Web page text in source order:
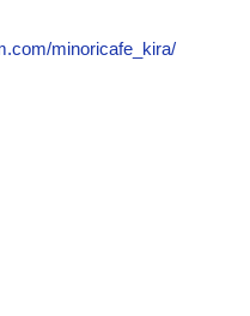
minoricafe_kira/